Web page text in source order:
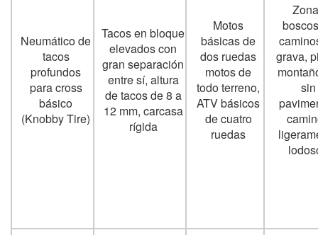
Neumático de
tacos
profundos
para cross
básico
(Knobby Tire)
Tacos en bloque
elevados con
gran separación
entre sí, altura
de tacos de 8 a
12 mm, carcasa
rígida
Motos
básicas de
dos ruedas
motos de
todo terreno,
ATV básicos
de cuatro
ruedas
grava,
sin